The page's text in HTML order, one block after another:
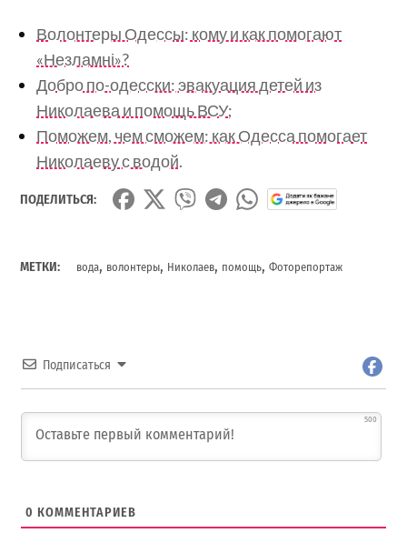
Волонтеры Одессы: кому и как помогают
«Незламні»?
Добро по-одесски: эвакуация детей из
Николаева и помощь ВСУ;
Поможем, чем сможем: как Одесса помогает
Николаеву с водой.
ПОДЕЛИТЬСЯ:
МЕТКИ: вода, волонтеры, Николаев, помощь,Фоторепортаж
Подписаться
500
0 КОММЕНТАРИЕВ